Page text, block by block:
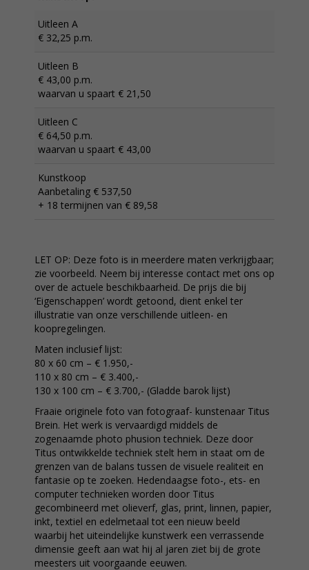
Uitleen A
€ 32,25 p.m.
Uitleen B
€ 43,00 p.m.
waarvan u spaart € 21,50
Uitleen C
€ 64,50 p.m.
waarvan u spaart € 43,00
Kunstkoop
Aanbetaling € 537,50
+ 18 termijnen van € 89,58
LET OP: Deze foto is in meerdere maten verkrijgbaar;
zie voorbeeld. Neem bij interesse contact met ons op
over de actuele beschikbaarheid. De prijs die bij
‘Eigenschappen’ wordt getoond, dient enkel ter
illustratie van onze verschillende uitleen- en
koopregelingen.
Maten inclusief lijst:
80 x 60 cm – € 1.950,-
110 x 80 cm – € 3.400,-
130 x 100 cm – € 3.700,- (Gladde barok lijst)
Fraaie originele foto van fotograaf- kunstenaar Titus
Brein. Het werk is vervaardigd middels de
zogenaamde photo phusion techniek. Deze door
Titus ontwikkelde techniek stelt hem in staat om de
grenzen van de balans tussen de visuele realiteit en
fantasie op te zoeken. Hedendaagse foto-, ets- en
computer technieken worden door Titus
gecombineerd met olieverf, glas, print, linnen, papier,
inkt, textiel en edelmetaal tot een nieuw beeld
waarbij het uiteindelijke kunstwerk een verrassende
dimensie geeft aan wat hij al jaren ziet bij de grote
meesters uit voorgaande eeuwen.